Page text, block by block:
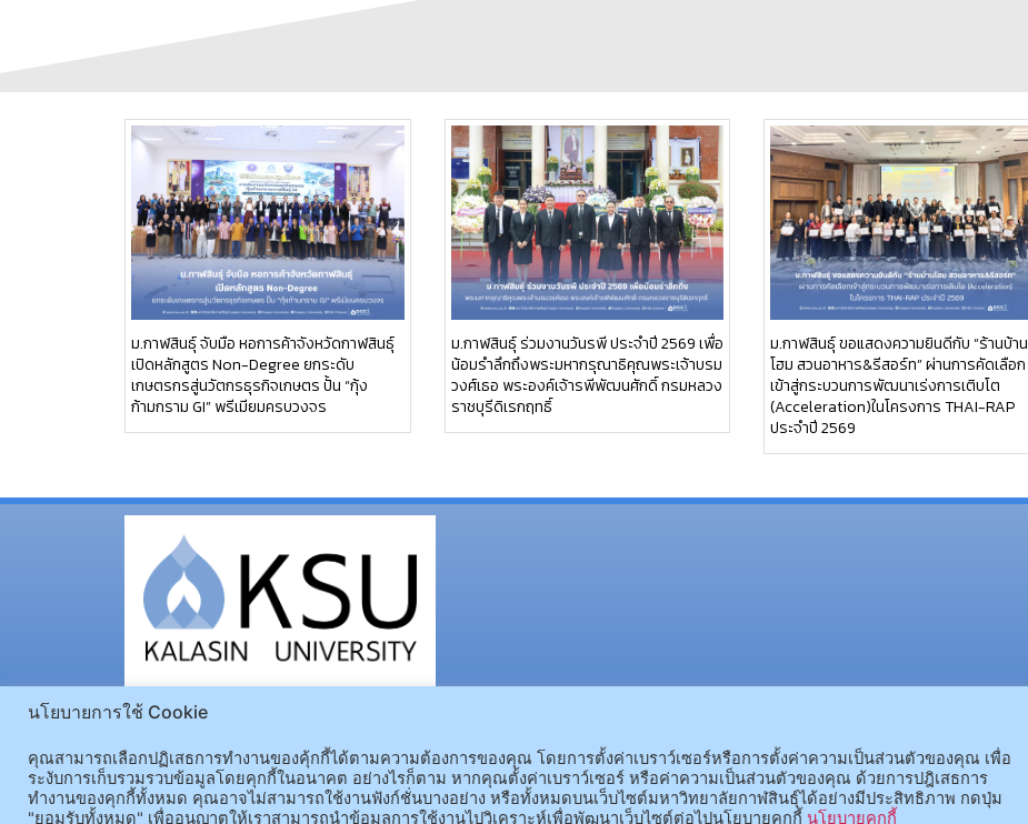
ม.กาฬสินธุ์ จับมือ หอการค้าจังหวัดกาฬสินธุ์
เปิดหลักสูตร Non-Degree ยกระดับ
เกษตรกรสู่นวัตกรธุรกิจเกษตร ปั้น “กุ้ง
ก้ามกราม GI” พรีเมียมครบวงจร
ม.กาฬสินธุ์ ร่วมงานวันรพี ประจำปี 2569 เพื่อ
น้อมรำลึกถึงพระมหากรุณาธิคุณพระเจ้าบรม
วงศ์เธอ พระองค์เจ้ารพีพัฒนศักดิ์ กรมหลวง
ราชบุรีดิเรกฤทธิ์
ม.กาฬสินธุ์ ขอแสดงความยินดีกับ “ร้านบ้าน
โฮม สวนอาหาร&รีสอร์ท” ผ่านการคัดเลือก
เข้าสู่กระบวนการพัฒนาเร่งการเติบโต
(Acceleration)ในโครงการ THAI-RAP
ประจำปี 2569
นโยบายการใช้ Cookie
คุณสามารถเลือกปฏิเสธการทำงานของคุ้กกี้ได้ตามความต้องการของคุณ โดยการตั้งค่าเบราว์เซอร์หรือการตั้งค่าความเป็นส่วนตัวของคุณ เพื่อ
ระงับการเก็บรวมรวบข้อมูลโดยคุกกี้ในอนาคต อย่างไรก็ตาม หากคุณตั้งค่าเบราว์เซอร์ หรือค่าความเป็นส่วนตัวของคุณ ด้วยการปฎิเสธการ
ทำงานของคุกกี้ทั้งหมด คุณอาจไม่สามารถใช้งานฟังก์ชั่นบางอย่าง หรือทั้งหมดบนเว็บไซต์มหาวิทยาลัยกาฬสินธุ์ได้อย่างมีประสิทธิภาพ กดปุ่ม
"ยอมรับทั้งหมด" เพื่ออนุญาตให้เราสามารถนำข้อมูลการใช้งานไปวิเคราะห์เพื่อพัฒนาเว็บไซต์ต่อไปนโยบายคุกกี้ นโยบายคุกกี้